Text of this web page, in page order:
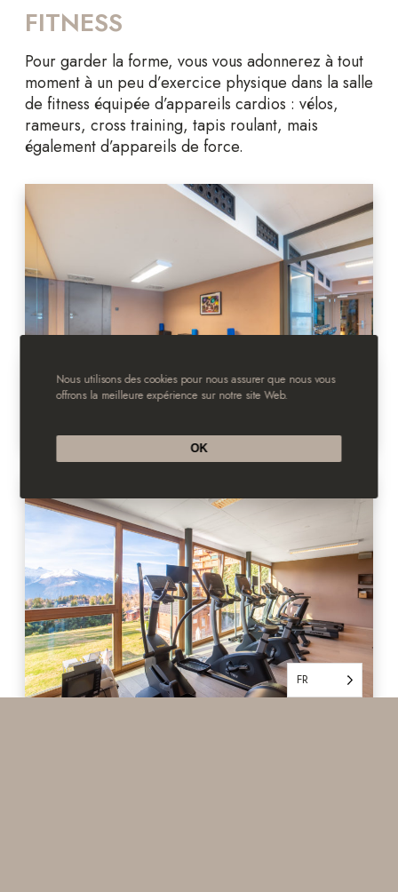
FITNESS
Pour garder la forme, vous vous adonnerez à tout
moment à un peu d’exercice physique dans la salle
de fitness équipée d’appareils cardios : vélos,
rameurs, cross training, tapis roulant, mais
également d’appareils de force.
Nous utilisons des cookies pour nous assurer que nous vous
offrons la meilleure expérience sur notre site Web.
OK
FR